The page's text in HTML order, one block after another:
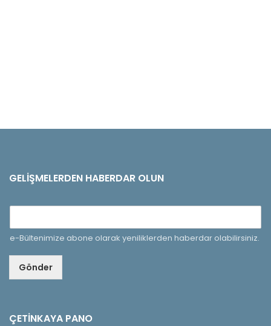
GELIŞMELERDEN HABERDAR OLUN
e-Bültenimize abone olarak yeniliklerden haberdar olabilirsiniz.
Gönder
ÇETINKAYA PANO